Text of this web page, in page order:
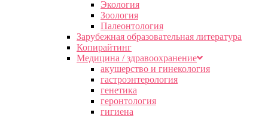
Экология
Зоология
Палеонтология
Зарубежная образовательная литература
Копирайтинг
Медицина / здравоохранение
акушерство и гинекология
гастроэнтерология
генетика
геронтология
гигиена